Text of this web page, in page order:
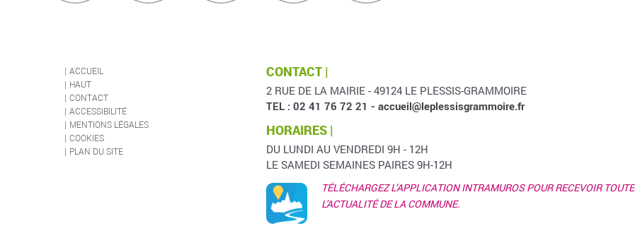
ACCUEIL
HAUT
CONTACT
ACCESSIBILITÉ
MENTIONS LÉGALES
COOKIES
PLAN DU SITE
CONTACT |
2 RUE DE LA MAIRIE - 49124 LE PLESSIS-GRAMMOIRE
TEL : 02 41 76 72 21 - accueil@leplessisgrammoire.fr
HORAIRES |
DU LUNDI AU VENDREDI 9H - 12H
LE SAMEDI SEMAINES PAIRES 9H-12H
TÉLÉCHARGEZ L’APPLICATION INTRAMUROS POUR RECEVOIR TOUTE
L'ACTUALITÉ DE LA COMMUNE.